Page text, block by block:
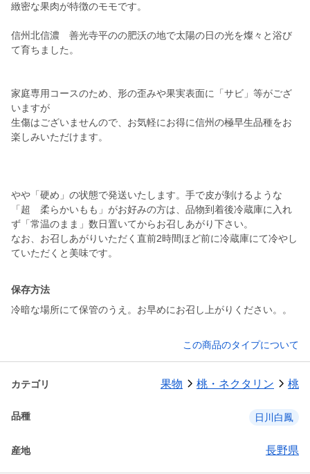
緻密な果肉が特徴のモモです。
信州北信濃 善光寺平のの肥沃の地で太陽の日の光を燦々と浴び
て育ちました。
家庭専用コースのため、形の歪みや果実表面に「サビ」等がござ
いますが
生傷はございませんので、お気軽にお得に信州の極早生品種をお
楽しみいただけます。
やや「硬め」の状態で発送いたします。手で皮が剝けるような
「超 柔らかいもも」がお好みの方は、品物到着後冷蔵庫に入れ
ず「常温のまま」数日置いてからお召しあがり下さい。
なお、お召しあがりいただく直前2時間ほど前に冷蔵庫にて冷やし
ていただくと美味です。
保存方法
冷暗な場所にて保管のうえ。お早めにお召し上がりください。。
この商品のタイプについて
カテゴリ 果物 桃・ネクタリン 桃
品種 日川白鳳
産地 長野県